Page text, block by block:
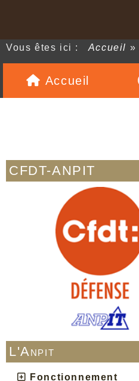
Vous êtes ici : Accueil »
Accueil
CFDT-ANPIT
L'Anpit
Fonctionnement